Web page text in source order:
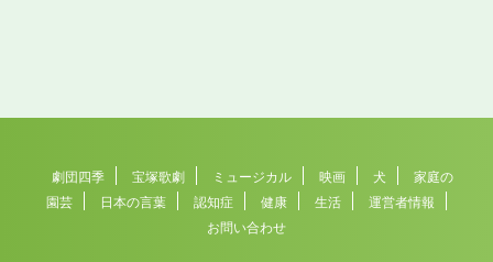
劇団四季 宝塚歌劇 ミュージカル 映画 犬
家庭の
園芸
日本の言葉 認知症 健康 生活
運営者情報
お問い合わせ